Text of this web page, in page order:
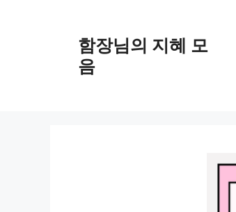
함장님의 지혜 모
음